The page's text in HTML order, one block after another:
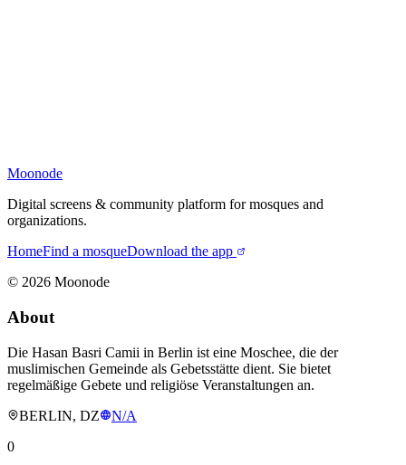
Moonode
Digital screens & community platform for mosques and
organizations.
HomeFind a mosqueDownload the app
© 2026 Moonode
About
Die Hasan Basri Camii in Berlin ist eine Moschee, die der
muslimischen Gemeinde als Gebetsstätte dient. Sie bietet
regelmäßige Gebete und religiöse Veranstaltungen an.
BERLIN, DZ
N/A
0